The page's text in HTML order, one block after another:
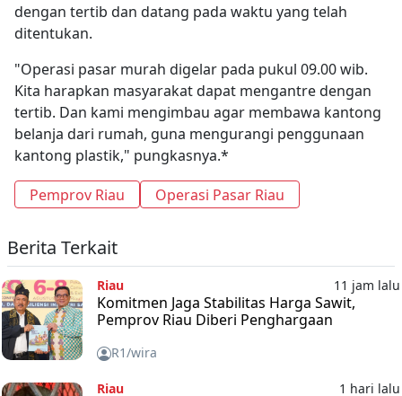
dengan tertib dan datang pada waktu yang telah
ditentukan.
"Operasi pasar murah digelar pada pukul 09.00 wib.
Kita harapkan masyarakat dapat mengantre dengan
tertib. Dan kami mengimbau agar membawa kantong
belanja dari rumah, guna mengurangi penggunaan
kantong plastik," pungkasnya.*
Pemprov Riau
Operasi Pasar Riau
Berita Terkait
Riau 11 jam lalu
Komitmen Jaga Stabilitas Harga Sawit,
Pemprov Riau Diberi Penghargaan
R1/wira
Riau 1 hari lalu